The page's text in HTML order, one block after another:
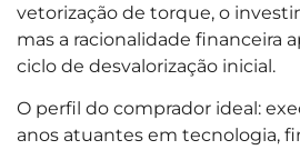
vetorização de torque, o
mas a racionalidade financeira
ciclo de desvalorização inicial.
O perfil do comprador ideal:
anos atuantes em tecnologia,